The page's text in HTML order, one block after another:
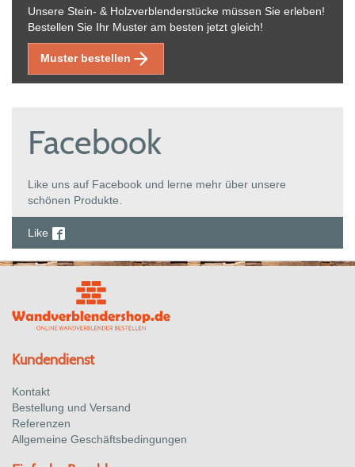
Unsere Stein- & Holzverblenderstücke müssen Sie erleben!
Bestellen Sie Ihr Muster am besten jetzt gleich!
Muster bestellen
Facebook
Like uns auf Facebook und lerne mehr über unsere
schönen Produkte.
Like
Kundendienst
Kontakt
Bestellung und Versand
Referenzen
Allgemeine Geschäftsbedingungen